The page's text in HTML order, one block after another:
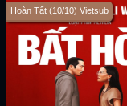
Hoàn Tất (10/10) Vietsub